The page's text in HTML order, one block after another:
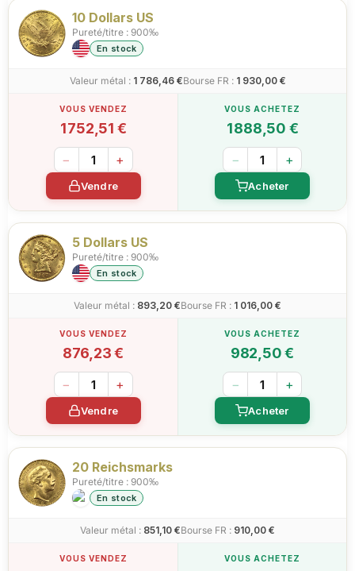
10 Dollars US
Pureté/titre : 900‰
En stock
1 752,51 €
− +
Vendre
Valeur métal : 1 786,46 €Bourse FR : 1 930,00 €
1 888,50 €
− +
Acheter
5 Dollars US
Pureté/titre : 900‰
En stock
876,23 €
− +
Vendre
Valeur métal : 893,20 €Bourse FR : 1 016,00 €
982,50 €
− +
Acheter
20 Reichsmarks
Pureté/titre : 900‰
En stock
Valeur métal : 851,10 €Bourse FR : 910,00 €